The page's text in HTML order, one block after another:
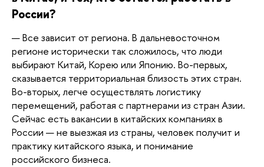
России?
— Все зависит от региона. В дальневосточном
регионе исторически так сложилось, что люди
выбирают Китай, Корею или Японию. Во-первых,
сказывается территориальная близость этих стран.
Во-вторых, легче осуществлять логистику
перемещений, работая с партнерами из стран Азии.
Сейчас есть вакансии в китайских компаниях в
России — не выезжая из страны, человек получит и
практику китайского языка, и понимание
российского бизнеса.